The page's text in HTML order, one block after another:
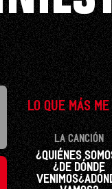
LO QUE MÁS ME
LA CANCIÓN
¿QUIÉNES
¿DE DÓNDE